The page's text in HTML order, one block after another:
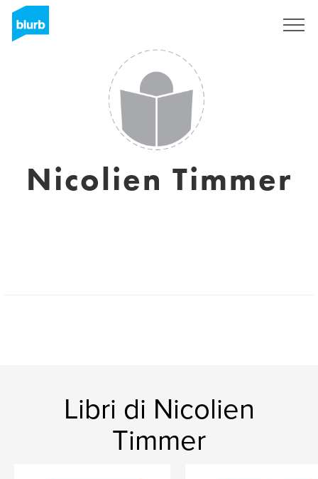
Nicolien Timmer
Libri di Nicolien
Timmer